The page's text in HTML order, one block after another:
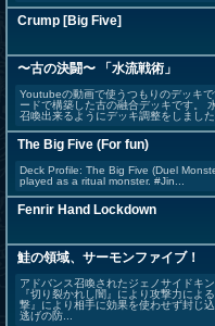
Crump [Big Five]
〜古の決闘〜 「水流戦術」
Youtubeの動画で使うつもりのデッキ
ードで構築した古の融合デッキです。
召喚出来るようにデッキ調整をしました
The Big Five (For fun)
Deck Profile: The Big Five (Duel
played as a ritual monster. #Jin...
Fenrir Hand Lockdown
鮭の領域、サーモンファイブ！
アドバンス召喚されたジェノサイドキ
『切り裂かれし闇』により攻撃力によ
撃』により相手に効果を使わせず封じ
逃げの防...